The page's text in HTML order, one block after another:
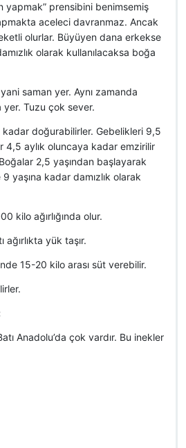
yapmak” prensibini benimsemiş
aceleci davranmaz. Ancak
olurlar. Büyüyen dana erkekse
olarak kullanılacaksa boğa
saman yer. Aynı zamanda
Tuzu çok sever.
kadar doğurabilirler. Gebelikleri 9,5
4,5 aylık oluncaya kadar emzirilir
2,5 yaşından başlayarak
9 yaşına kadar damızlık olarak
kilo ağırlığında olur.
ağırlıkta yük taşır.
15-20 kilo arası süt verebilir.
Anadolu’da çok vardır. Bu inekler